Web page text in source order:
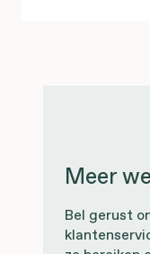
Meer
Bel gerust